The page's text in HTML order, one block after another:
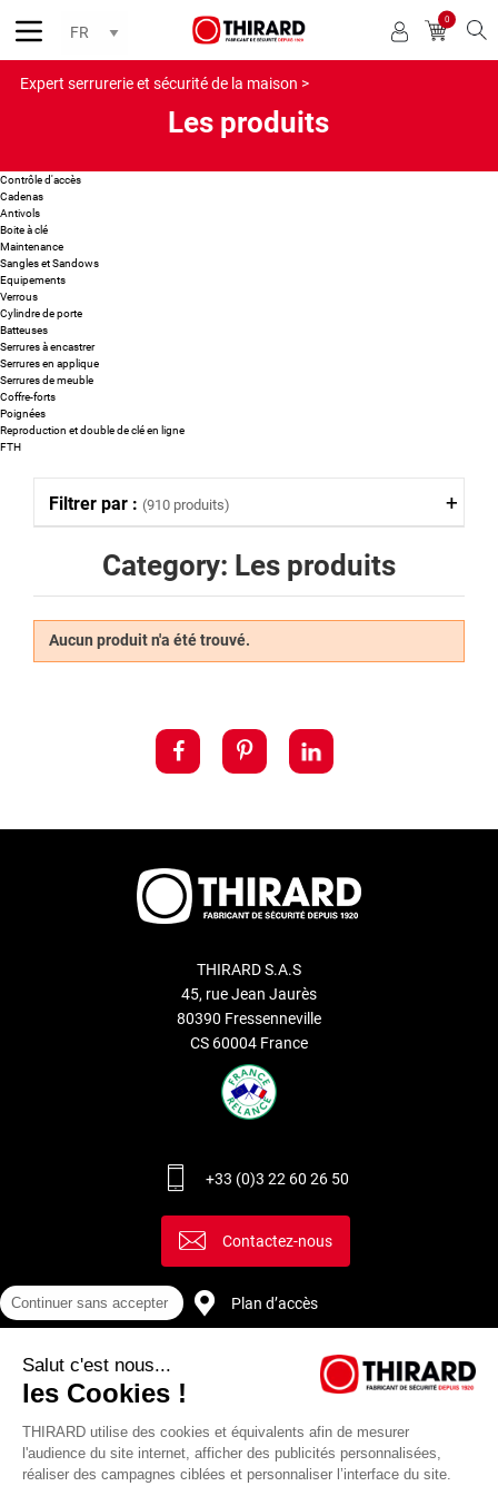
0
Expert serrurerie et sécurité de la maison >
Les produits
Contrôle d'accès
Cadenas
Antivols
Boite à clé
Maintenance
Sangles et Sandows
Equipements
Verrous
Cylindre de porte
Batteuses
Serrures à encastrer
Serrures en applique
Serrures de meuble
Coffre-forts
Poignées
Reproduction et double de clé en ligne
FTH
Category: Les produits
Aucun produit n'a été trouvé.
Filtrer par : (910 produits)
THIRARD S.A.S
45, rue Jean Jaurès
80390 Fressenneville
CS 60004 France
+33 (0)3 22 60 26 50
Contactez-nous
Plan d’accès
Continuer sans accepter
Salut c'est nous...
les Cookies !
THIRARD utilise des cookies et équivalents afin de mesurer
l'audience du site internet, afficher des publicités personnalisées,
réaliser des campagnes ciblées et personnaliser l’interface du site.